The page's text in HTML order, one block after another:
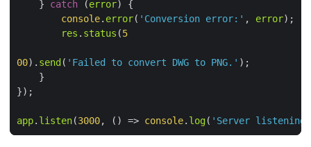
    }
catch (error
console. error( 'Conversion error:' , error
res . status (5
00). send ( 'Failed to convert DWG to PNG.'
app. listen(3000, () => console. log( 'Server listening